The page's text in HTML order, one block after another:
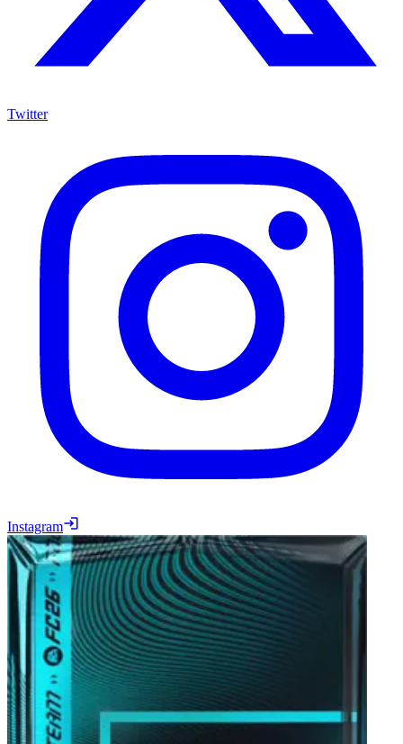
Twitter
Instagram